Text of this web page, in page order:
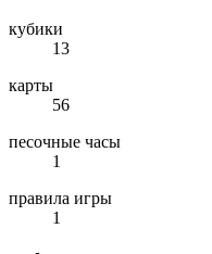
кубики
13
карты
56
песочные часы
1
правила игры
1